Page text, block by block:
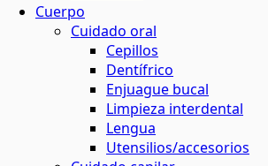
Cuerpo
Cuidado oral
Cepillos
Dentífrico
Enjuague bucal
Limpieza interdental
Lengua
Utensilios/accesorios